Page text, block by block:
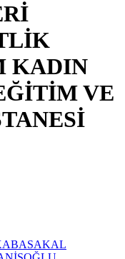
KADIN
VE